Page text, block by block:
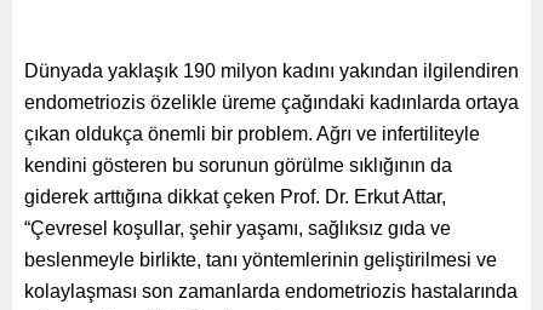
Dünyada yaklaşık 190 milyon kadını yakından ilgilendiren
endometriozis özelikle üreme çağındaki kadınlarda ortaya
çıkan oldukça önemli bir problem. Ağrı ve infertiliteyle
kendini gösteren bu sorunun görülme sıklığının da
giderek arttığına dikkat çeken Prof. Dr. Erkut Attar,
“Çevresel koşullar, şehir yaşamı, sağlıksız gıda ve
beslenmeyle birlikte, tanı yöntemlerinin geliştirilmesi ve
kolaylaşması son zamanlarda endometriozis hastalarında